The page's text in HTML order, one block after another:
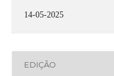
14-05-2025
EDIÇÃO